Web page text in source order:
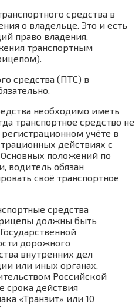
средства в
о владельце. Это и есть
право владения,
транспортным
средства (ПТС) в
необходимо иметь
транспортное средство не
учёте в
действиях с
Основных положений по
водитель обязан
своё транспортное
средства
должны быть
дорожного
внутренних дел
или иных органах,
Российской
срока действия
«Транзит» или 10